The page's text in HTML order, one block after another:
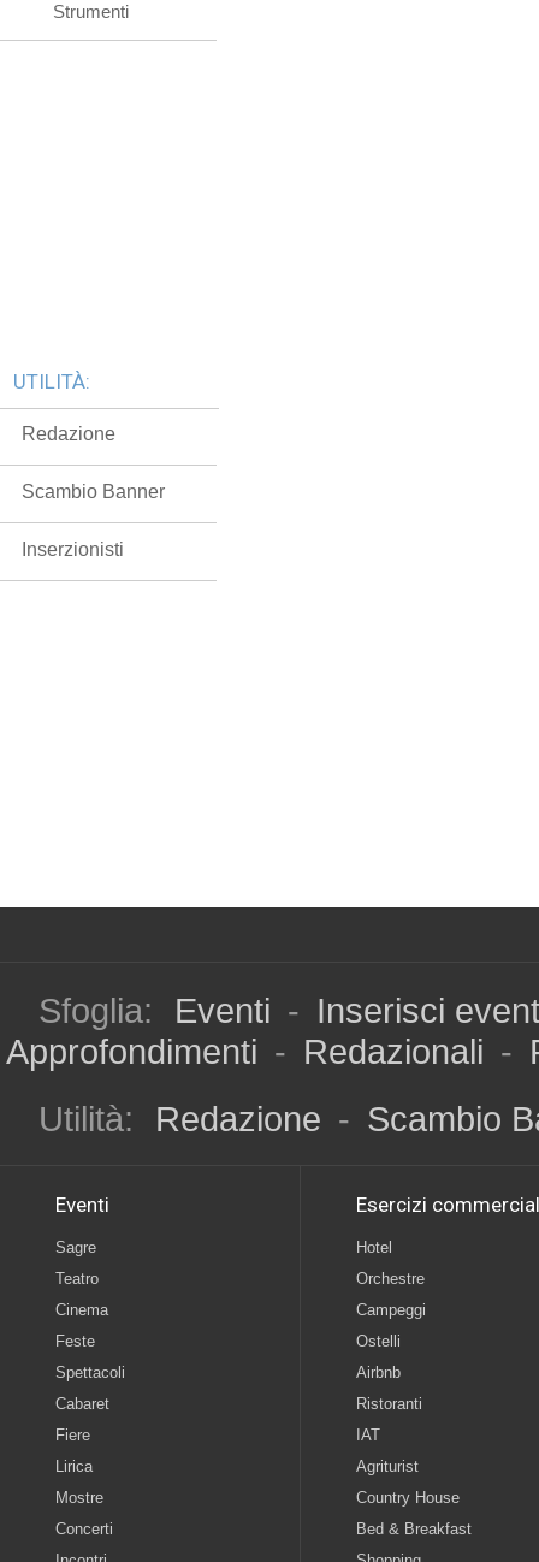
Strumenti
UTILITÀ:
Redazione
Scambio Banner
Inserzionisti
Sfoglia: Eventi - Inserisci
Approfondimenti - Redazionali -
Utilità:
Redazione - Scambio
Eventi
Sagre
Teatro
Cinema
Feste
Spettacoli
Cabaret
Fiere
Lirica
Mostre
Concerti
Esercizi
Hotel
Orchestre
Campeggi
Ostelli
Airbnb
Ristoranti
IAT
Agriturist
Country House
Bed & Breakfast